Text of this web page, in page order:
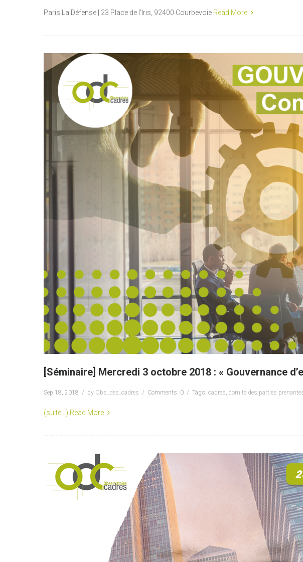
Paris La Défense | 23 Place de l’Iris, 92400 Courbevoie Read More
[Séminaire] Mercredi 3 octobre 2018 : « Gouvernance
Sep 18, 2018 by Obs_des_cadres Comments: 0 Tags: cadres, comité des parties
(suite…) Read More